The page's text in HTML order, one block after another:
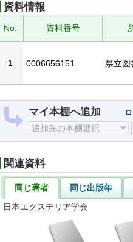
資料情報
No. 資料番号
1 0006656151 県立図
マイ本棚へ追加
関連資料
同じ著者 同じ出版年
日本エクステリア学会